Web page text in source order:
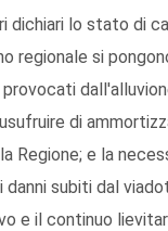
dichiari lo stato di
regionale si
di
Regione; e la
subiti dal
e il continuo